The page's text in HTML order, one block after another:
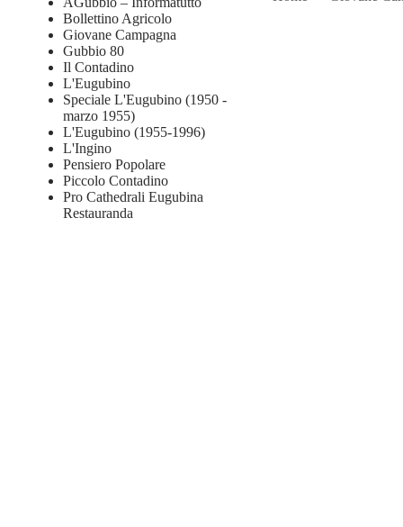
Bollettino Agricolo
Giovane Campagna
Gubbio 80
Il Contadino
L'Eugubino
Speciale L'Eugubino (1950 -
marzo 1955)
L'Eugubino (1955-1996)
L'Ingino
Pensiero Popolare
Piccolo Contadino
Pro Cathedrali Eugubina
Restauranda